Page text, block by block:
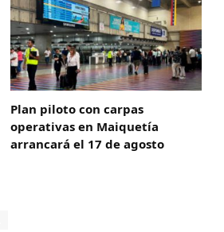
Plan piloto con carpas
operativas en Maiquetía
arrancará el 17 de agosto